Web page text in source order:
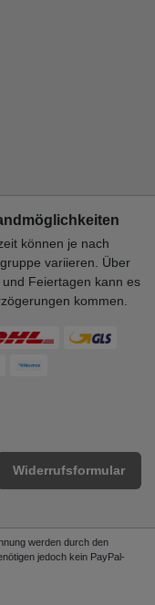
können je nach
variieren. Über
und Feiertagen kann es
kommen.
Widerrufsformular
werden durch den
jedoch kein PayPal-